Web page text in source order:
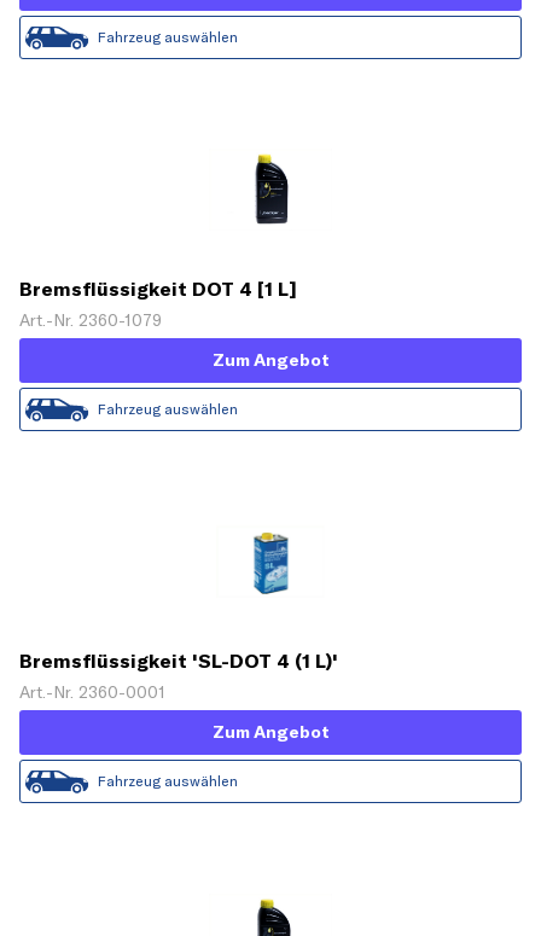
Fahrzeug auswählen
Bremsflüssigkeit DOT 4 [1 L]
Art.-Nr. 2360-1079
Zum Angebot
Fahrzeug auswählen
Bremsflüssigkeit 'SL-DOT 4 (1 L)'
Art.-Nr. 2360-0001
Zum Angebot
Fahrzeug auswählen